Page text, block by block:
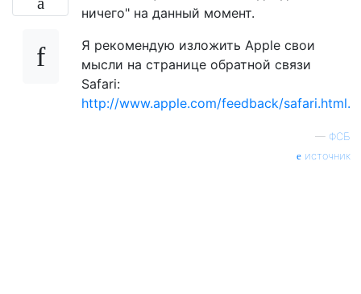
ничего" на данный момент.
Я рекомендую изложить Apple свои
мысли на странице обратной связи
Safari:
http://www.apple.com/feedback/safari.html.
— ФСБ
источник